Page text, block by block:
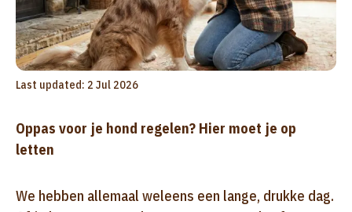
Last updated: 2 Jul 2026
Oppas voor je hond regelen? Hier moet je op
letten
We hebben allemaal weleens een lange, drukke dag.